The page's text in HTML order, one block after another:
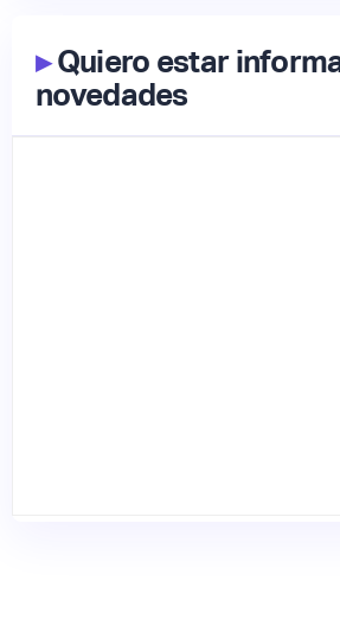
▸Quiero estar
novedades